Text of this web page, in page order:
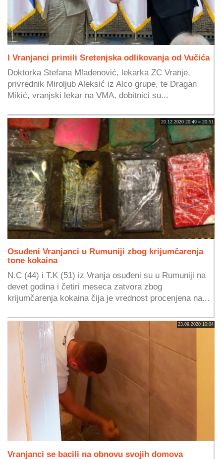
I Vranjanci primili Sretenjska odlikovanja od Vučića
Doktorka Stefana Mladenović, lekarka ZC Vranje,
privrednik Miroljub Aleksić iz Alco grupe, te Dragan
Mikić, vranjski lekar na VMA, dobitnici su...
20.12.2020 20:49 » 20:51
Osuđeni Vranjanci u Rumuniji zbog krijumčarenja
tone kokaina
N.C (44) i T.K (51) iz Vranja osuđeni su u Rumuniji na
devet godina i četiri meseca zatvora zbog
krijumčarenja kokaina čija je vrednost procenjena na...
23.09.2020 10:04
Vranjanci se bacili na obnovu svojih domova